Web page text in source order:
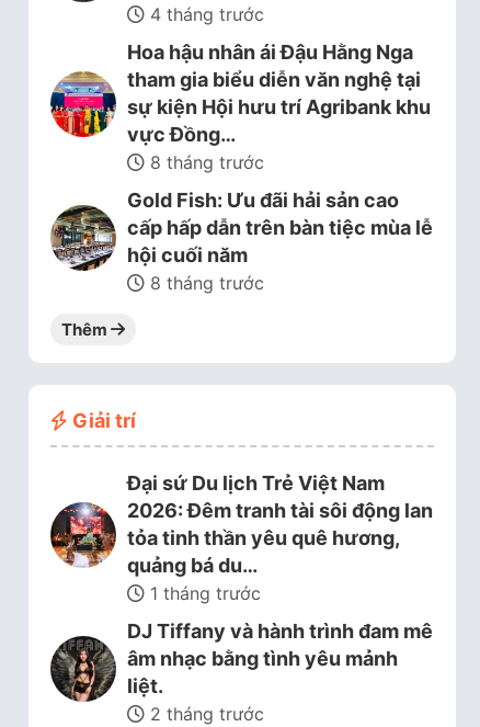
4 tháng trước
Hoa hậu nhân ái Đậu Hằng Nga
tham gia biểu diễn văn nghệ tại
sự kiện Hội hưu trí Agribank khu
vực Đồng…
8 tháng trước
Gold Fish: Ưu đãi hải sản cao
cấp hấp dẫn trên bàn tiệc mùa lễ
hội cuối năm
8 tháng trước
Thêm
Giải trí
Đại sứ Du lịch Trẻ Việt Nam
2026: Đêm tranh tài sôi động lan
tỏa tinh thần yêu quê hương,
quảng bá du…
1 tháng trước
DJ Tiffany và hành trình đam mê
âm nhạc bằng tình yêu mảnh
liệt.
2 tháng trước